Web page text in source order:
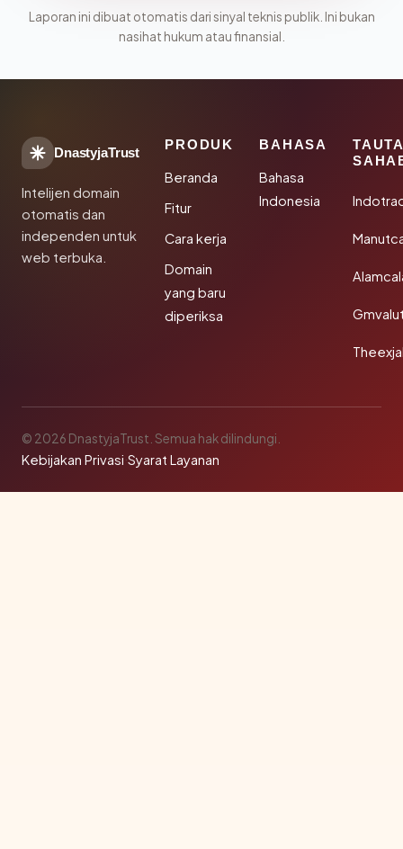
Laporan ini dibuat otomatis dari sinyal teknis publik. Ini bukan
nasihat hukum atau finansial.
DnastyjaTrust
Intelijen domain
otomatis dan
independen untuk
web terbuka.
PRODUK
Beranda
Fitur
Cara kerja
Domain
yang baru
diperiksa
BAHASA
Bahasa
Indonesia
© 2026 DnastyjaTrust. Semua hak dilindungi.
Kebijakan Privasi·Syarat Layanan